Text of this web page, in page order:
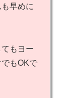
早めに
もヨー
もOKで